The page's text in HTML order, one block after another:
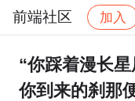
前端社区 加入
社区 前端社区
“你踩着漫长
你到来的刹那